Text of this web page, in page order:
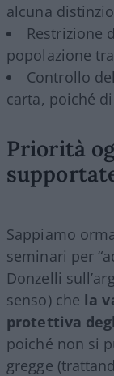
alcuna
Restrizione
popolazione
Controllo
carta, poiché
Priorità
Sappiamo
seminari per
Donzelli
senso) che la
protettiva
poiché non si
gregge